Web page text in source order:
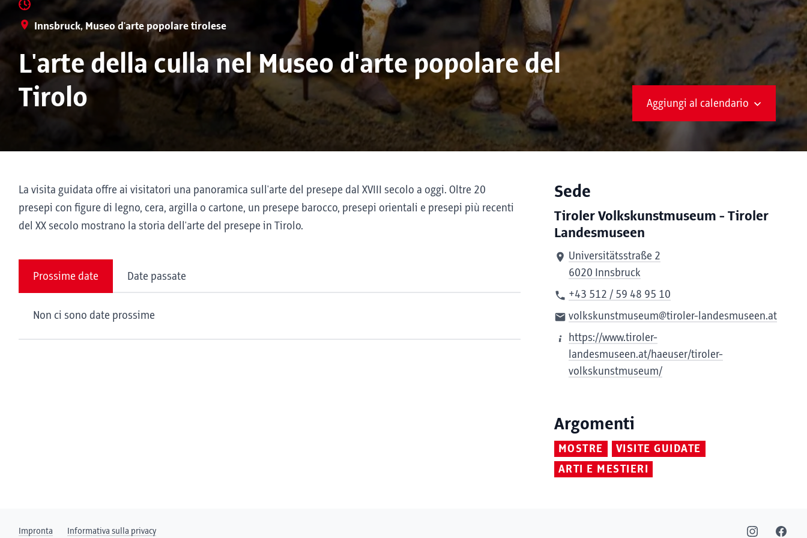
Innsbruck, Museo d'arte popolare tirolese
L'arte della culla nel Museo d'arte popolare del
Tirolo
Aggiungi al calendario
La visita guidata offre ai visitatori una panoramica sull'arte del presepe dal XVIII secolo a oggi. Oltre 20
presepi con figure di legno, cera, argilla o cartone, un presepe barocco, presepi orientali e presepi più recenti
del XX secolo mostrano la storia dell'arte del presepe in Tirolo.
Prossime date Date passate
Non ci sono date prossime
Sede
Tiroler Volkskunstmuseum - Tiroler
Landesmuseen
Universitätsstraße 2
6020 Innsbruck
+43 512 / 59 48 95 10
volkskunstmuseum@tiroler-landesmuseen.at
https://www.tiroler-
landesmuseen.at/haeuser/tiroler-
volkskunstmuseum/
Argomenti
MOSTRE
VISITE GUIDATE
ARTI E MESTIERI
Impronta Informativa sulla privacy